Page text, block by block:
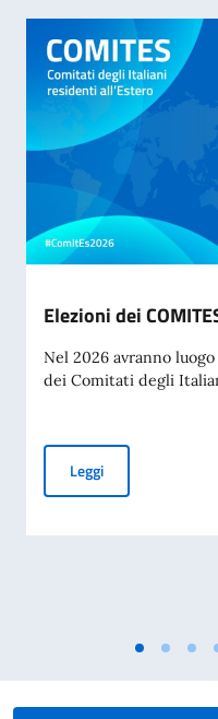
Elezioni dei
Nel 2026 avranno
dei Comitati degli
LeggiElezioni dei